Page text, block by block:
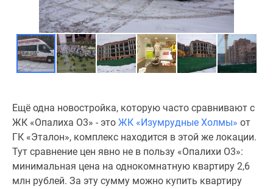
Ещё одна новостройка, которую часто сравнивают с
ЖК «Опалиха О3» - это ЖК «Изумрудные Холмы» от
ГК «Эталон», комплекс находится в этой же локации.
Тут сравнение цен явно не в пользу «Опалихи О3»:
минимальная цена на однокомнатную квартиру 2,6
млн рублей. За эту сумму можно купить квартиру